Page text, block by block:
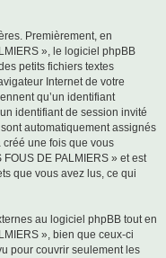
Premièrement, en
», le logiciel phpBB
petits fichiers textes
Internet de votre
qu’un identifiant
identifiant de session invité
automatiquement assignés
une fois que vous
DE PALMIERS » et est
que vous avez lus, ce qui
au logiciel phpBB tout en
», bien que ceux-ci
pour couvrir seulement les